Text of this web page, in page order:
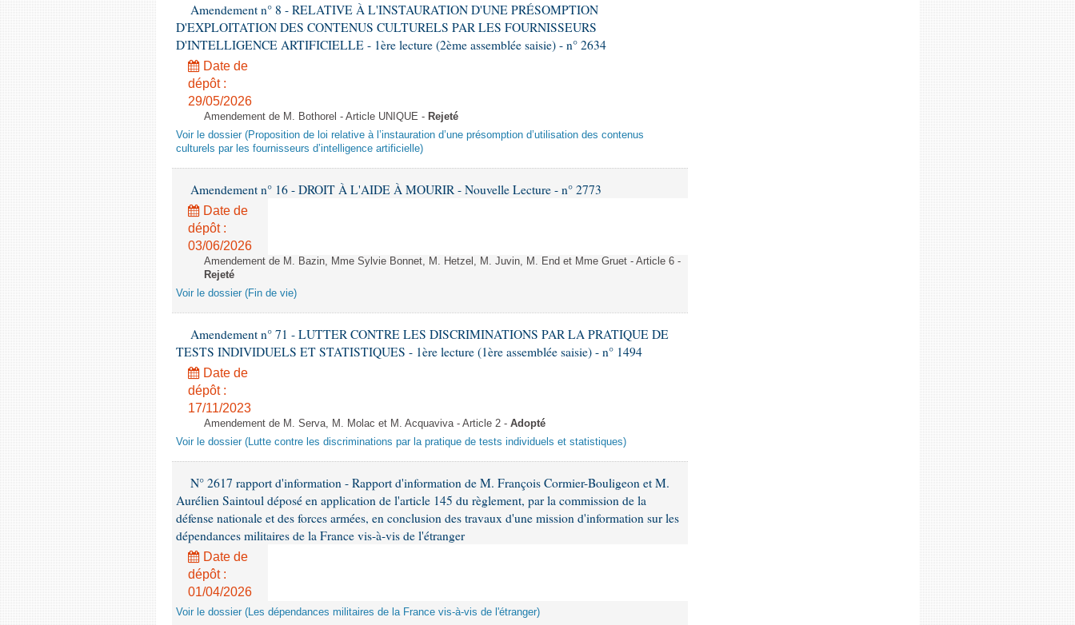
Amendement n° 8 - RELATIVE À L'INSTAURATION D'UNE PRÉSOMPTION
D'EXPLOITATION DES CONTENUS CULTURELS PAR LES FOURNISSEURS
D'INTELLIGENCE ARTIFICIELLE - 1ère lecture (2ème assemblée saisie) - n° 2634
Date de
dépôt :
29/05/2026
Amendement de M. Bothorel - Article UNIQUE - Rejeté
Voir le dossier (Proposition de loi relative à l’instauration d’une présomption d’utilisation des contenus
culturels par les fournisseurs d’intelligence artificielle)
Amendement n° 16 - DROIT À L'AIDE À MOURIR - Nouvelle Lecture - n° 2773
Date de
dépôt :
03/06/2026
Amendement de M. Bazin, Mme Sylvie Bonnet, M. Hetzel, M. Juvin, M. End et Mme Gruet - Article 6 -
Rejeté
Voir le dossier (Fin de vie)
Amendement n° 71 - LUTTER CONTRE LES DISCRIMINATIONS PAR LA PRATIQUE DE
TESTS INDIVIDUELS ET STATISTIQUES - 1ère lecture (1ère assemblée saisie) - n° 1494
Date de
dépôt :
17/11/2023
Amendement de M. Serva, M. Molac et M. Acquaviva - Article 2 - Adopté
Voir le dossier (Lutte contre les discriminations par la pratique de tests individuels et statistiques)
N° 2617 rapport d'information - Rapport d'information de M. François Cormier-Bouligeon et M.
Aurélien Saintoul déposé en application de l'article 145 du règlement, par la commission de la
défense nationale et des forces armées, en conclusion des travaux d'une mission d'information sur les
dépendances militaires de la France vis-à-vis de l'étranger
Date de
dépôt :
01/04/2026
Voir le dossier (Les dépendances militaires de la France vis-à-vis de l'étranger)